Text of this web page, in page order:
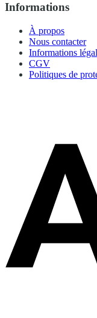
Informations
À propos
Nous contacter
Informations
CGV
Politiques de